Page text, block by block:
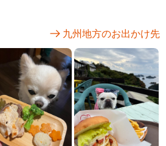
九州地方のお出かけ先